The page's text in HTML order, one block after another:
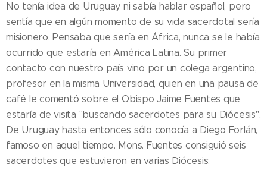
No tenía idea de Uruguay ni sabía hablar español, pero
sentía que en algún momento de su vida sacerdotal sería
misionero. Pensaba que sería en África, nunca se le había
ocurrido que estaría en América Latina. Su primer
contacto con nuestro país vino por un colega argentino,
profesor en la misma Universidad, quien en una pausa de
café le comentó sobre el Obispo Jaime Fuentes que
estaría de visita "buscando sacerdotes para su Diócesis".
De Uruguay hasta entonces sólo conocía a Diego Forlán,
famoso en aquel tiempo. Mons. Fuentes consiguió seis
sacerdotes que estuvieron en varias Diócesis: